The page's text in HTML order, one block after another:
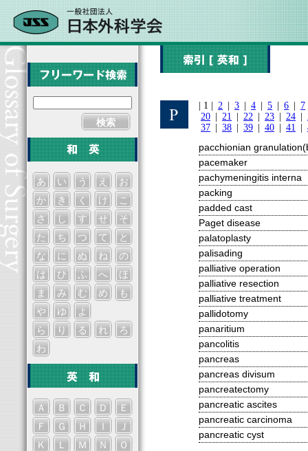
検索
あ い う え
お
か
き く け
こ
さ
し す せ
そ
た
ち つ て
と
な
に ぬ ね
の
は
ひ ふ へ
ほ
ま
み む め
も
や
ゆ
よ
ら
り る れ
ろ
わ
Ａ Ｂ Ｃ Ｄ
Ｅ
Ｆ
Ｇ Ｈ
Ｊ
Ｋ
Ｌ Ｍ Ｎ
Ｏ
| 1 | 2 3 4 5 6 7
20
21 22 23 24
37
38 39 40 41
pacchionian
pacemaker
pachymeningitis interna
packing
padded cast
Paget disease
palatoplasty
palisading
palliative operation
palliative resection
palliative treatment
pallidotomy
panaritium
pancolitis
pancreas
pancreas divisum
pancreatectomy
pancreatic ascites
pancreatic carcinoma
pancreatic cyst